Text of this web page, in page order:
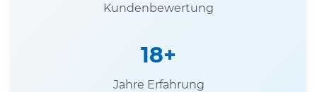
Kundenbewertung
18+
Jahre Erfahrung